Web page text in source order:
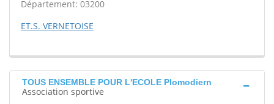
Département: 03200
ET.S. VERNETOISE
TOUS ENSEMBLE POUR L'ECOLE Plomodiern
Association sportive